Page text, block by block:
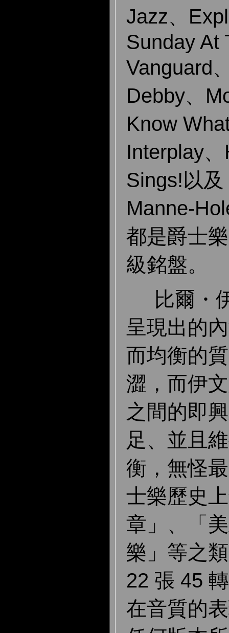
Jazz、
Sunday At
Vanguard
Debby、
Know
Interplay
Sings!以
Manne-
都是爵士
級銘盤。
比爾・
呈現出的
而均衡的
澀，而伊
之間的即
足、並且
衡，無怪
士樂歷史
章」、「
樂」等之
22 張 45
在音質的